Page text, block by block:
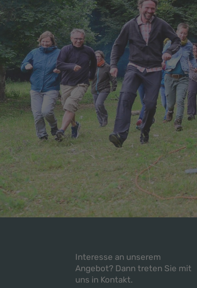
Interesse an unserem
Angebot? Dann treten Sie mit
uns in Kontakt.